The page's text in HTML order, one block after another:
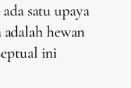
satu upaya
hewan
ini